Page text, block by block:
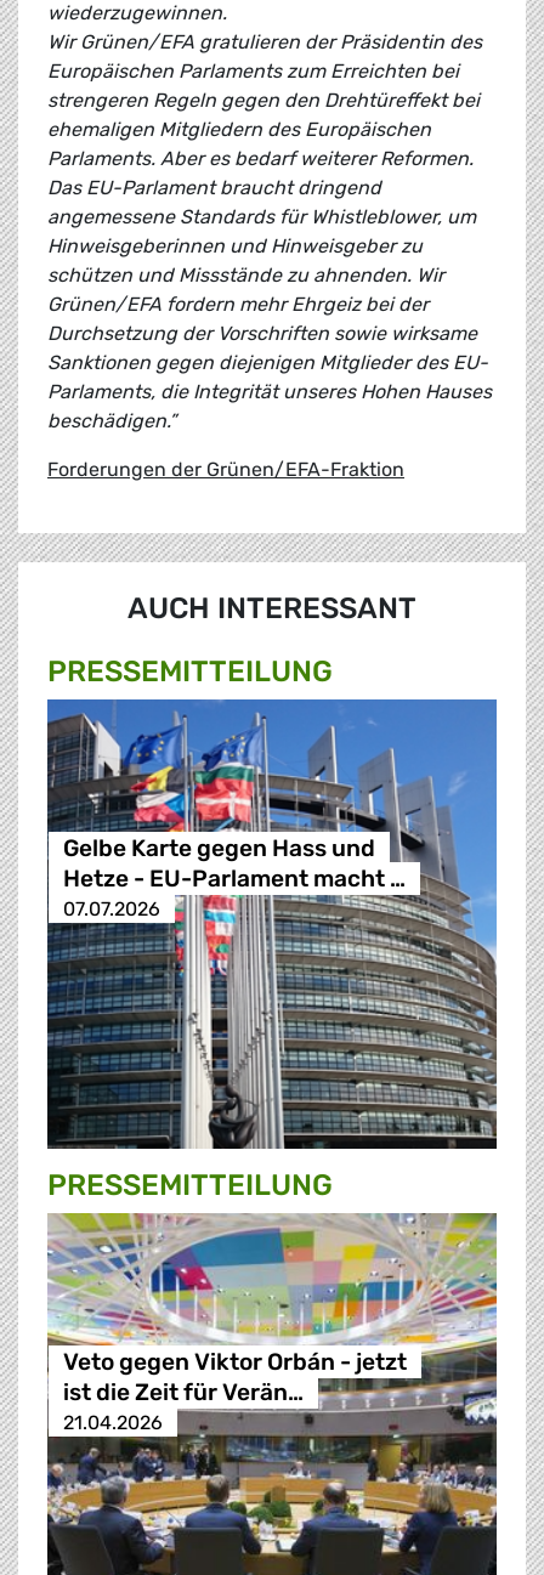
wiederzugewinnen.
Wir Grünen/EFA gratulieren der Präsidentin des
Europäischen Parlaments zum Erreichten bei
strengeren Regeln gegen den Drehtüreffekt bei
ehemaligen Mitgliedern des Europäischen
Parlaments. Aber es bedarf weiterer Reformen.
Das EU-Parlament braucht dringend
angemessene Standards für Whistleblower, um
Hinweisgeberinnen und Hinweisgeber zu
schützen und Missstände zu ahnenden. Wir
Grünen/EFA fordern mehr Ehrgeiz bei der
Durchsetzung der Vorschriften sowie wirksame
Sanktionen gegen diejenigen Mitglieder des EU-
Parlaments, die Integrität unseres Hohen Hauses
beschädigen.”
Forderungen der Grünen/EFA-Fraktion
AUCH INTERESSANT
PRESSE­MITTEILUNG
Gelbe Karte gegen Hass und
Hetze - EU-Parlament macht …
07.07.2026
PRESSE­MITTEILUNG
Veto gegen Viktor Orbán - jetzt
ist die Zeit für Verän…
21.04.2026